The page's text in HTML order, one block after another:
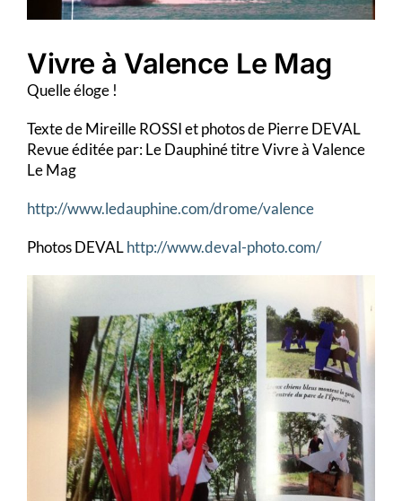
Vivre à Valence Le Mag
Quelle éloge !
Texte de Mireille ROSSI et photos de Pierre DEVAL
Revue éditée par: Le Dauphiné titre Vivre à Valence
Le Mag
http://www.ledauphine.com/drome/valence
Photos DEVALhttp://www.deval-photo.com/